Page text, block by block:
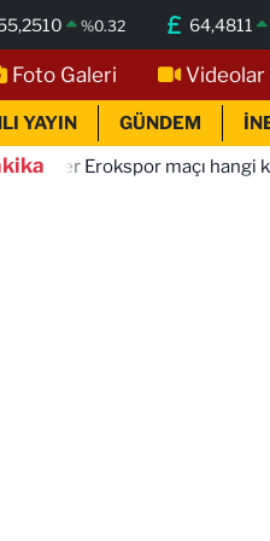
%0.32 64,4811
Foto Galeri Videolar
YAYIN GÜNDEM
maçı hangi kanalda saat